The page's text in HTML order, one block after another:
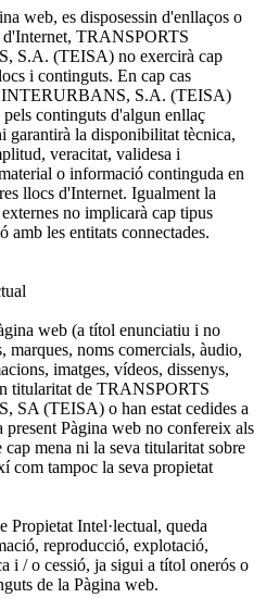
web, es disposessin d'enllaços o
d'Internet, TRANSPORTS
S.A. (TEISA) no exercirà cap
i continguts. En cap cas
S.A. (TEISA)
continguts d'algun enllaç
garantirà la disponibilitat tècnica,
veracitat, validesa i
o informació continguda en
llocs d'Internet. Igualment la
no implicarà cap tipus
amb les entitats connectades.
web (a títol enunciatiu i no
marques, noms comercials, àudio,
imatges, vídeos, dissenys,
titularitat de TRANSPORTS
(TEISA) o han estat cedides a
present Pàgina web no confereix als
mena ni la seva titularitat sobre
com tampoc la seva propietat
Propietat Intel·lectual, queda
reproducció, explotació,
i / o cessió, ja sigui a títol onerós o
de la Pàgina web.